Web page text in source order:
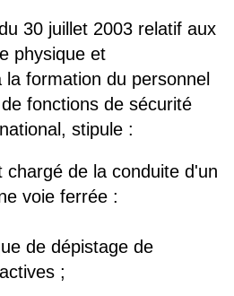
30 juillet 2003 relatif aux
physique et
formation du personnel
fonctions de sécurité
stipule :
de la conduite d'un
voie ferrée :
de dépistage de
;